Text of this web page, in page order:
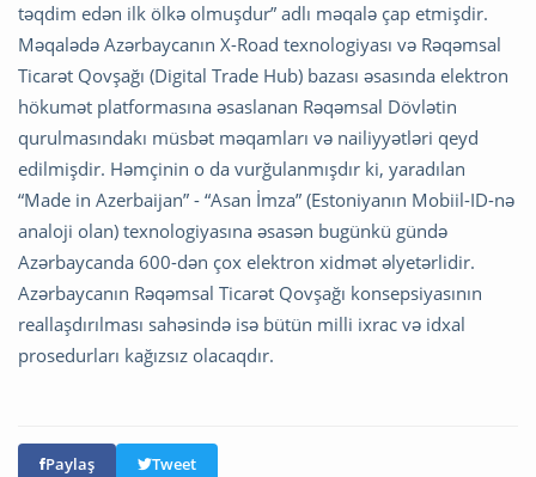
təqdim edən ilk ölkə olmuşdur” adlı məqalə çap etmişdir.
Məqalədə Azərbaycanın X-Road texnologiyası və Rəqəmsal
Ticarət Qovşağı (Digital Trade Hub) bazası əsasında elektron
hökumət platformasına əsaslanan Rəqəmsal Dövlətin
qurulmasındakı müsbət məqamları və nailiyyətləri qeyd
edilmişdir. Həmçinin o da vurğulanmışdır ki, yaradılan
“Made in Azerbaijan” - “Asan İmza” (Estoniyanın Mobiil-ID-nə
analoji olan) texnologiyasına əsasən bugünkü gündə
Azərbaycanda 600-dən çox elektron xidmət əlyetərlidir.
Azərbaycanın Rəqəmsal Ticarət Qovşağı konsepsiyasının
reallaşdırılması sahəsində isə bütün milli ixrac və idxal
prosedurları kağızsız olacaqdır.
Paylaş Tweet